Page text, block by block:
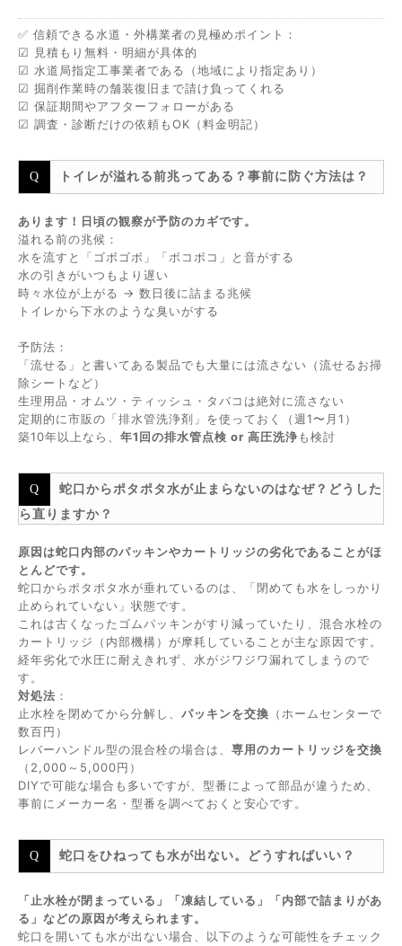
✅ 信頼できる水道・外構業者の見極めポイント：
☑ 見積もり無料・明細が具体的
☑ 水道局指定工事業者である（地域により指定あり）
☑ 掘削作業時の舗装復旧まで請け負ってくれる
☑ 保証期間やアフターフォローがある
☑ 調査・診断だけの依頼もOK（料金明記）
トイレが溢れる前兆ってある？事前に防ぐ方法は？
あります！日頃の観察が予防のカギです。
溢れる前の兆候：
水を流すと「ゴボゴボ」「ボコボコ」と音がする
水の引きがいつもより遅い
時々水位が上がる → 数日後に詰まる兆候
トイレから下水のような臭いがする
予防法：
「流せる」と書いてある製品でも大量には流さない（流せるお掃
除シートなど）
生理用品・オムツ・ティッシュ・タバコは絶対に流さない
定期的に市販の「排水管洗浄剤」を使っておく（週1〜月1）
築10年以上なら、 年1回の排水管点検 or 高圧洗浄も検討
蛇口からポタポタ水が止まらないのはなぜ？どうした
ら直りますか？
原因は蛇口内部のパッキンやカートリッジの劣化であることがほ
とんどです。
蛇口からポタポタ水が垂れているのは、「閉めても水をしっかり
止められていない」状態です。
これは古くなったゴムパッキンがすり減っていたり、混合水栓の
カートリッジ（内部機構）が摩耗していることが主な原因です。
経年劣化で水圧に耐えきれず、水がジワジワ漏れてしまうので
す。
対処法 ：
止水栓を閉めてから分解し、 パッキンを交換 （ホームセンターで
数百円）
レバーハンドル型の混合栓の場合は、 専用のカートリッジを交換
（2,000～5,000円）
DIYで可能な場合も多いですが、型番によって部品が違うため、
事前にメーカー名・型番を調べておくと安心です。
蛇口をひねっても水が出ない。どうすればいい？
「止水栓が閉まっている」「凍結している」「内部で詰まりがあ
る」などの原因が考えられます。
蛇口を開いても水が出ない場合、以下のような可能性をチェック